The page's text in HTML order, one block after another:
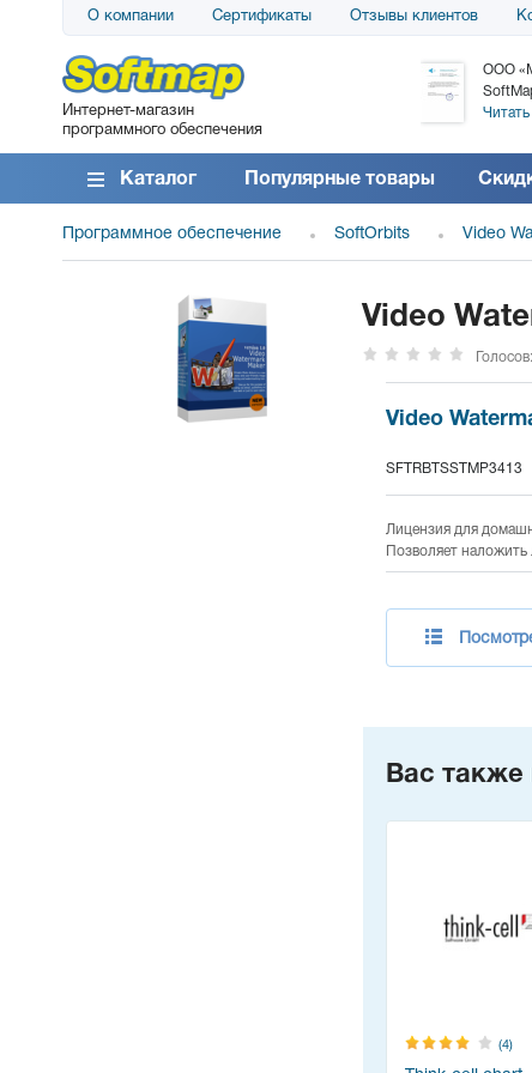
О компании Сертификаты Отзывы клиентов
Интернет-магазин
программного обеспечения
АО «АТС» благодарит компанию SoftMap за
поставку программного обеспечения SolarWinds
DameWare...
Читать все отзывы
ООО
Каталог Популярные товары
Программное обеспечение SoftOrbits Video
Video
Video
SFTRBTSSTMP3413
Лицензия для
Позволяет наложить
Вас также
(4)